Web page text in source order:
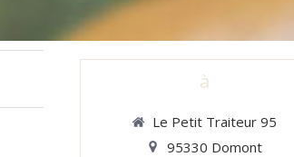
à
Le Petit Traiteur 95
95330 Domont